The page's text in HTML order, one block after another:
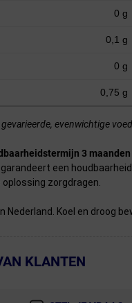
0 g
0,1 g
0 g
0,75 g
evenwichtige
3 maanden
een
zorgdragen.
Nederland. Koel en droog
KLANTEN